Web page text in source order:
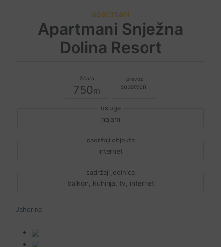
apartmani
Apartmani Snježna
Dolina Resort
750 sopstveni
najam
internet
balkon, kuhinja, tv, internet
Jahorina